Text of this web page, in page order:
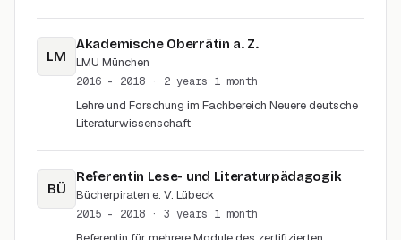
LM
Akademische Oberrätin a. Z.
LMU München
2016 - 2018 · 2 years 1 month
Lehre und Forschung im Fachbereich Neuere deutsche
Literaturwissenschaft
BÜ
Referentin Lese- und Literaturpädagogik
Bücherpiraten e. V. Lübeck
2015 - 2018 · 3 years 1 month